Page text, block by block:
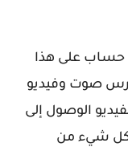
حساب على هذا
للوصول إلى أكثر من 1400 درس صوت وفيديو
الوصول إلى
كل شيء من